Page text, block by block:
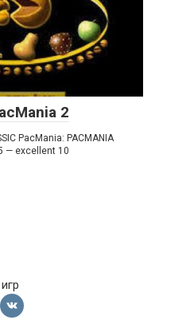
2
PacMania: PACMANIA
— excellent 10